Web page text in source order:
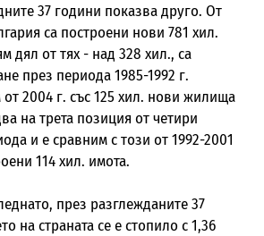
37 години показва друго. От
са построени нови 781 хил.
дял от тях - над 328 хил., са
през периода 1985-1992 г.
2004 г. със 125 хил. нови жилища
на трета позиция от четири
и е сравним с този от 1992-2001
114 хил. имота.
през разглежданите 37
на страната се е стопило с 1,36